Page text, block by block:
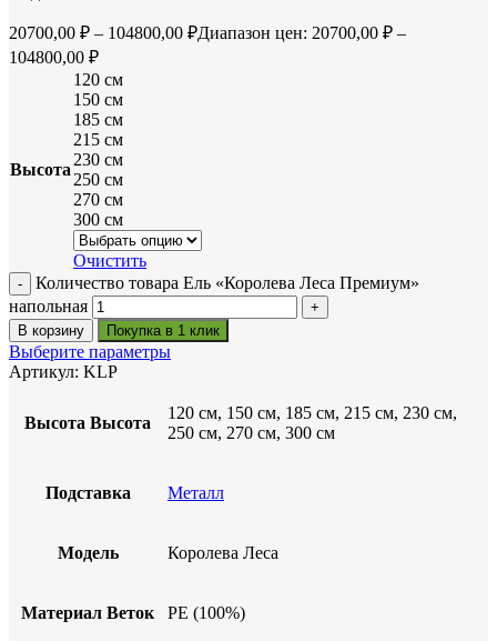
20700,00 ₽ – 104800,00 ₽Диапазон цен: 20700,00 ₽ –
104800,00 ₽
Высота
120 см
150 см
185 см
215 см
230 см
250 см
270 см
300 см
Очистить
Количество товара Ель «Королева Леса Премиум»
напольная
В корзину Покупка в 1 клик
Выберите параметры
Артикул: KLP
Высота Высота
120 см, 150 см, 185 см, 215 см, 230 см,
250 см, 270 см, 300 см
Подставка Металл
Модель Королева Леса
Материал Веток PE (100%)